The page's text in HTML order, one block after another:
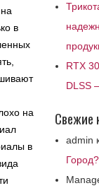
в
на
в
RTX
DLSS
Свежие
admin
Город?